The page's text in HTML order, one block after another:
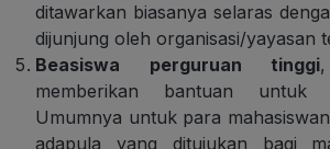
ditawarkan biasanya selaras
dijunjung oleh organisasi/yayasan
Beasiswa perguruan tinggi
memberikan bantuan untuk
Umumnya untuk para
adapula yang ditujukan bagi